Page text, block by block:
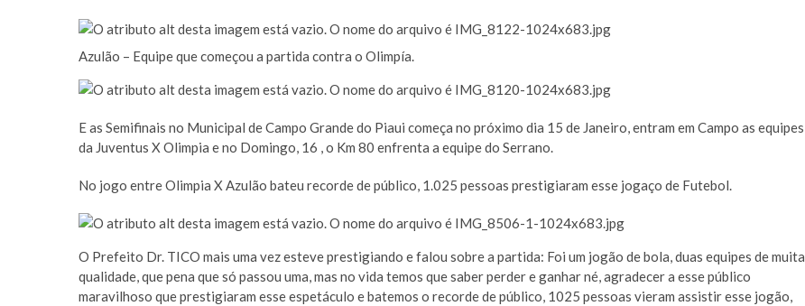
Azulão – Equipe que começou a partida contra o Olimpía.
E as Semifinais no Municipal de Campo Grande do Piaui começa no próximo dia 15 de Janeiro, entram em Campo as equipes
da Juventus X Olimpia e no Domingo, 16 , o Km 80 enfrenta a equipe do Serrano.
No jogo entre Olimpia X Azulão bateu recorde de público, 1.025 pessoas prestigiaram esse jogaço de Futebol.
O Prefeito Dr. TICO mais uma vez esteve prestigiando e falou sobre a partida: Foi um jogão de bola, duas equipes de muita
qualidade, que pena que só passou uma, mas no vida temos que saber perder e ganhar né, agradecer a esse público
maravilhoso que prestigiaram esse espetáculo e batemos o recorde de público, 1025 pessoas vieram assistir esse jogão,